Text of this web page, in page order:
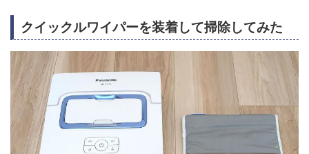
クイックルワイパーを装着して掃除してみた